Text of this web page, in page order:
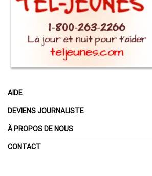
AIDE
DEVIENS JOURNALISTE
À PROPOS DE NOUS
CONTACT